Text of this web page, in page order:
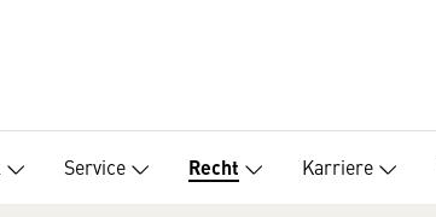
Service Recht Karriere